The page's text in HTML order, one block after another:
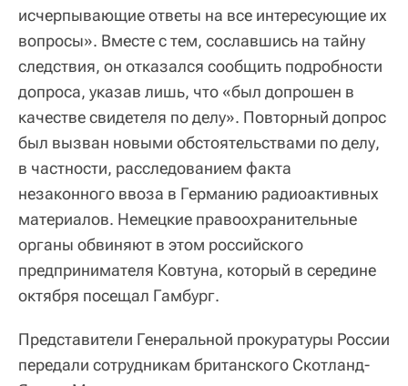
исчерпывающие ответы на все интересующие их
вопросы». Вместе с тем, сославшись на тайну
следствия, он отказался сообщить подробности
допроса, указав лишь, что «был допрошен в
качестве свидетеля по делу». Повторный допрос
был вызван новыми обстоятельствами по делу,
в частности, расследованием факта
незаконного ввоза в Германию радиоактивных
материалов. Немецкие правоохранительные
органы обвиняют в этом российского
предпринимателя Ковтуна, который в середине
октября посещал Гамбург.
Представители Генеральной прокуратуры России
передали сотрудникам британского Скотланд-